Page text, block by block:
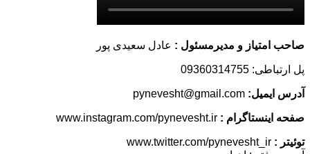
صاحب امتیاز و مدیرمسئول : عادل سعیدی پور
پل ارتباطی: 09360314755
آدرس ایمیل:
صفحه اینستاگرام :
توئیتر :